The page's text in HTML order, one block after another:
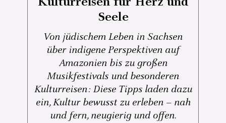
Seele
Von jüdischem Leben in Sachsen
über indigene Perspektiven auf
Amazonien bis zu großen
Musikfestivals und besonderen
Kulturreisen: Diese Tipps laden dazu
ein, Kultur bewusst zu erleben – nah
und fern, neugierig und offen.